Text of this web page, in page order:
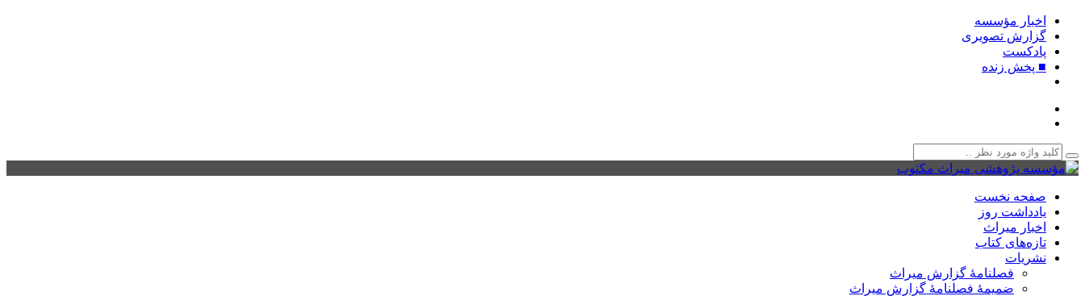
اخبار مؤسسه
گزارش تصویری
پادکست‌
■ پخش زنده
صفحه نخست
یادداشت روز
اخبار میراث
تازه‌های کتاب
نشریات
فصلنامۀ گزارش میراث
ضمیمۀ فصلنامۀ گزارش میراث